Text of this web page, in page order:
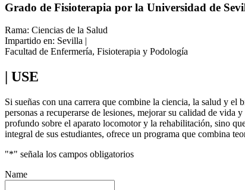
Grado de Fisioterapia por la Universidad de
Rama: Ciencias de la Salud
Impartido en: Sevilla |
Facultad de Enfermería, Fisioterapia y Podología
| USE
Si sueñas con una carrera que combine la ciencia, la salud y el
personas a recuperarse de lesiones, mejorar su calidad de
profundo sobre el aparato locomotor y la rehabilitación, sino
integral de sus estudiantes, ofrece un programa que combina
"*" señala los campos obligatorios
Name